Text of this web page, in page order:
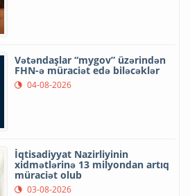
Vətəndaşlar “mygov” üzərindən
FHN-ə müraciət edə biləcəklər
04-08-2026
İqtisadiyyat Nazirliyinin
xidmətlərinə 13 milyondan artıq
müraciət olub
03-08-2026